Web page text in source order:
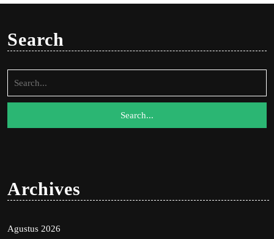
Search
for:
Archives
Agustus 2026